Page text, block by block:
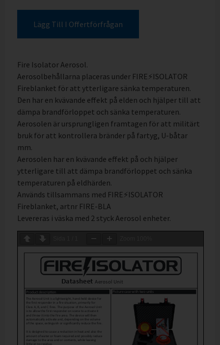
Lägg Till I Offertförfrågan
Fire Isolator Aerosol.
Aerosolbehållarna placeras under FIRE⚡️ISOLATOR
Fireblanket för att ytterligare sänka temperaturen.
Den har en kvävande effekt på elden och hjälper till att
dämpa brandförloppet och sänka temperaturen.
Aerosolen är ursprungligen framtagen för att militärt
bruk för att kontrollera bränder på fartyg, U-båtar
mm.
Aerosolen har en kvävande effekt på och hjälper
ytterligare till att dämpa brandförloppet och sänka
temperaturen på eldhärden.
Används tillsammans med FIRE⚡️ISOLATOR
Fireblanket, artnr FIRE-BLA
Levereras i väska med 2 styck Aerosol enheter.